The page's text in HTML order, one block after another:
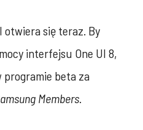
otwiera się teraz. By
interfejsu One UI 8,
programie beta za
Members.